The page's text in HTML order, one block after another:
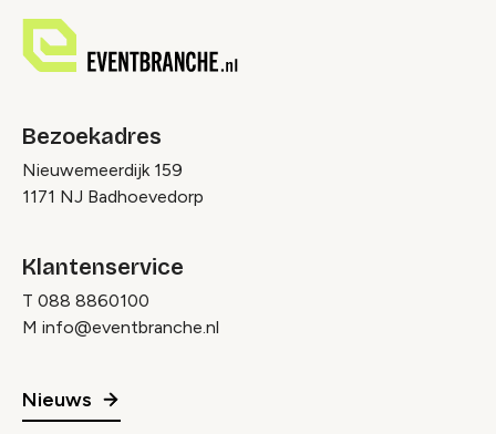
Bezoekadres
Nieuwemeerdijk 159
1171 NJ Badhoevedorp
Klantenservice
T 088 8860100
M info@eventbranche.nl
Nieuws